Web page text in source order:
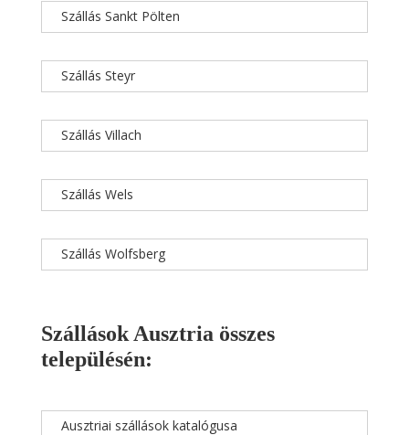
Szállás Sankt Pölten
Szállás Steyr
Szállás Villach
Szállás Wels
Szállás Wolfsberg
Szállások Ausztria összes
településén:
Ausztriai szállások katalógusa